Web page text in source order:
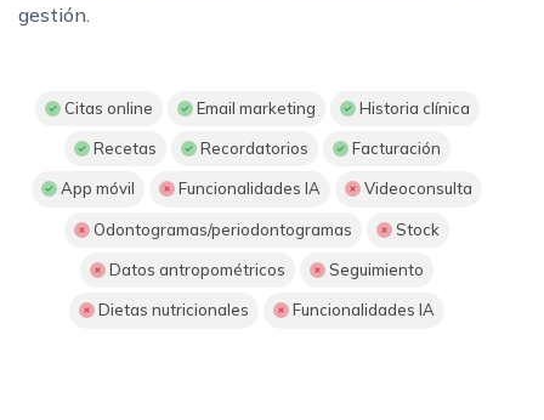
gestión.
Citas online Email marketing Historia clínica
Recetas Recordatorios Facturación
App móvil Funcionalidades IA Videoconsulta
Odontogramas/periodontogramas Stock
Datos antropométricos Seguimiento
Dietas nutricionales Funcionalidades IA